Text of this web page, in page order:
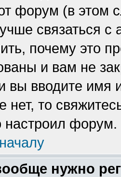
форум (в этом
связаться
почему это
и вам не
вы вводите
нет, то
настроил форум.
нужно